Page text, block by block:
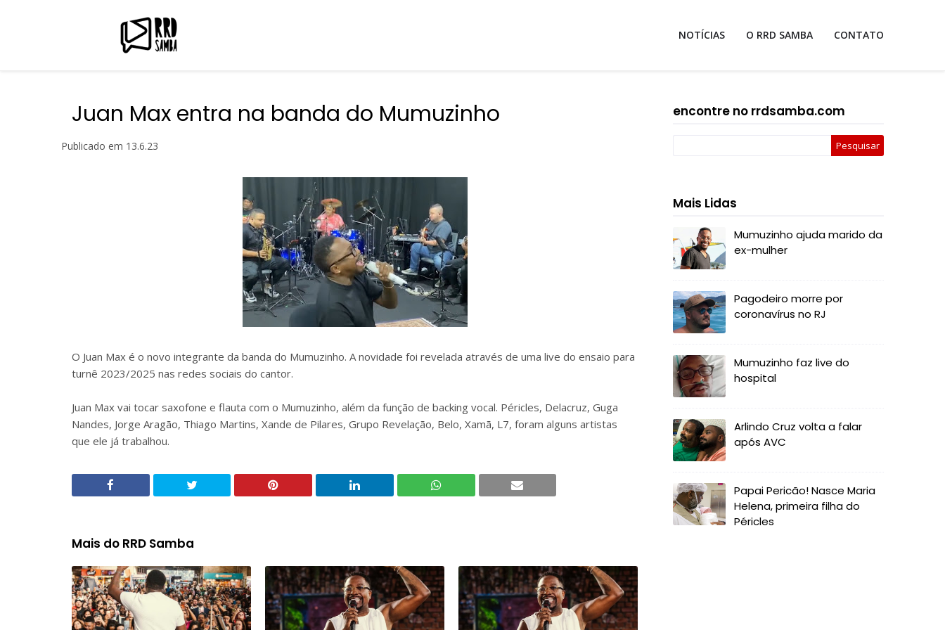
NOTÍCIAS O RRD SAMBA CONTATO
Juan Max entra na banda do Mumuzinho
Publicado em 13.6.23
O Juan Max é o novo integrante da banda do Mumuzinho. A novidade foi revelada através de uma live do ensaio para
turnê 2023/2025 nas redes sociais do cantor.
Juan Max vai tocar saxofone e flauta com o Mumuzinho, além da função de backing vocal. Péricles, Delacruz, Guga
Nandes, Jorge Aragão, Thiago Martins, Xande de Pilares, Grupo Revelação, Belo, Xamã, L7, foram alguns artistas
que ele já trabalhou.
Mais do RRD Samba
encontre no rrdsamba.com
Mais Lidas
Mumuzinho ajuda marido da
ex-mulher
Pagodeiro morre por
coronavírus no RJ
Mumuzinho faz live do
hospital
Arlindo Cruz volta a falar
após AVC
Papai Pericão! Nasce Maria
Helena, primeira filha do
Péricles